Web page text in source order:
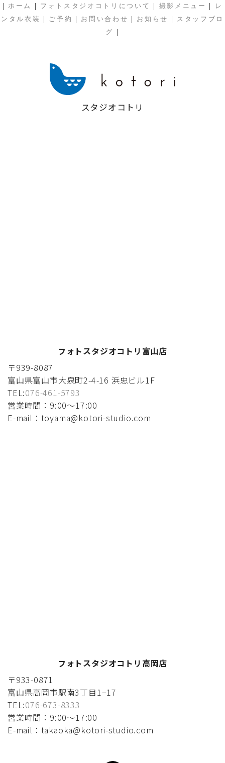
|ホーム | フォトスタジオコトリについて | 撮影メニュー |
レ
ンタル衣装
| ご予約 | お問い合わせ | お知らせ |
スタッフブロ
グ
|
スタジオコトリ
フォトスタジオコトリ富山店
〒939-8087
富山県富山市大泉町2-4-16 浜忠ビル1F
TEL:076-461-5793
営業時間：9:00〜17:00
E-mail：toyama@kotori-studio.com
フォトスタジオコトリ高岡店
〒933-0871
富山県高岡市駅南3丁目1−17
TEL:076-673-8333
営業時間：9:00〜17:00
E-mail：takaoka@kotori-studio.com